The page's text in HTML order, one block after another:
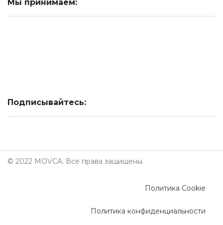
Мы принимаем:
Подписывайтесь:
© 2022 MOVCA. Все права защищены.
Политика Cookie
Политика конфиденциальности